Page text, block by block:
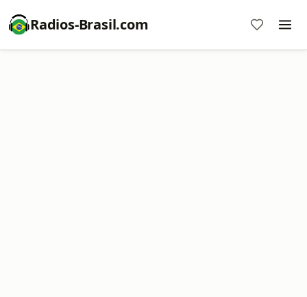
Radios-Brasil.com